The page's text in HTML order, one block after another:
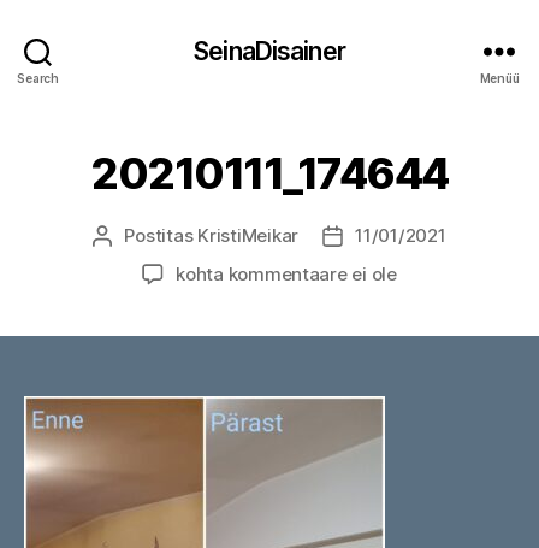
Search
SeinaDisainer
Menüü
20210111_174644
Postituse
autor
Postitas KristiMeikar
Postituse
kuupäev
11/01/2021
20210111_174644
kohta kommentaare ei ole